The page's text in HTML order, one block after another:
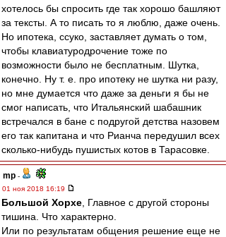
хотелось бы спросить где так хорошо башляют
за тексты. А то писать то я люблю, даже очень.
Но ипотека, ссуко, заставляет думать о том,
чтобы клавиатуродрочение тоже по
возможности было не бесплатным. Шутка,
конечно. Ну т. е. про ипотеку не шутка ни разу,
но мне думается что даже за деньги я бы не
смог написать, что Итальянский шабашник
встречался в бане с подругой детства назовем
его так капитана и что Рианча передушил всех
сколько-нибудь пушистых котов в Тарасовке.
mp -
01 ноя 2018 16:19
Большой Хорхе , Главное с другой стороны
тишина. Что характерно.
Или по результатам общения решение еще не